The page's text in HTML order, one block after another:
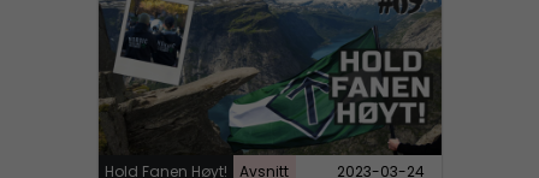
Hold Fanen Høyt! Avsnitt 2023-03-24